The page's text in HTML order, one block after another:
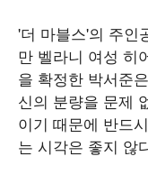
'더 마블스'의 주인
만 벨라니 여성 히
을 확정한 박서준
신의 분량을 문제
이기 때문에 반드
는 시각은 좋지 않